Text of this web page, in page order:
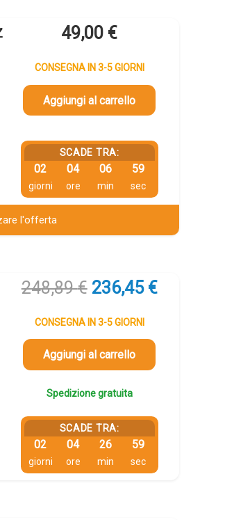
49,00 €
CONSEGNA IN 3-5 GIORNI
Aggiungi al carrello
SCADE TRA:
02
giorni
04
ore
06
min
58
sec
l'offerta
248,89€ Il
prezzo
originale
era:
248,89 €.
236,45 €Il
CONSEGNA IN 3-5 GIORNI
Aggiungi al carrello
Spedizione gratuita
SCADE TRA:
02
giorni
04
ore
26
min
58
sec